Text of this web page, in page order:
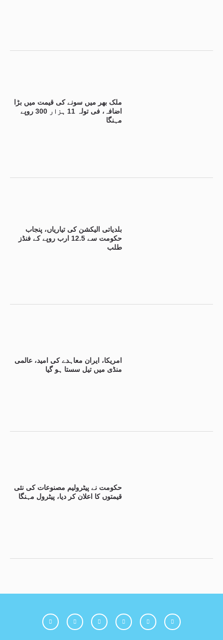
ملک بھر میں سونے کی قیمت میں بڑا
اضافہ، فی تولہ 11 ہزار 300 روپے
مہنگا
بلدیاتی الیکشن کی تیاریاں، پنجاب
حکومت سے 12.5 ارب روپے کے فنڈز
طلب
امریکا، ایران معاہدے کی امید، عالمی
منڈی میں تیل سستا ہو گیا
حکومت نے پیٹرولیم مصنوعات کی نئی
قیمتوں کا اعلان کر دیا، پیٹرول مہنگا